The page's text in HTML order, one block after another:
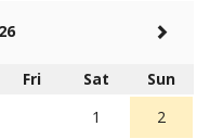
Fri Sat
Sun
1
2